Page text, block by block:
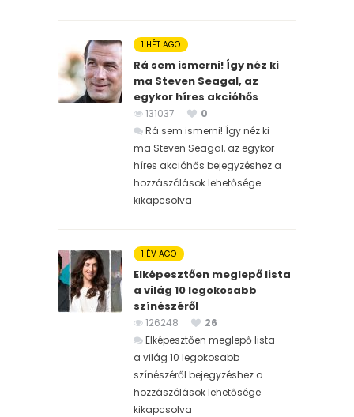
1 HÉT AGO
Rá sem ismerni! Így néz ki
ma Steven Seagal, az
egykor híres akcióhős
131037
0
Rá sem ismerni! Így néz ki
ma Steven Seagal, az egykor
híres akcióhős bejegyzéshez a
hozzászólások lehetősége
kikapcsolva
1 ÉV AGO
Elképesztően meglepő lista
a világ 10 legokosabb
színészéről
126248
26
Elképesztően meglepő lista
a világ 10 legokosabb
színészéről bejegyzéshez a
hozzászólások lehetősége
kikapcsolva